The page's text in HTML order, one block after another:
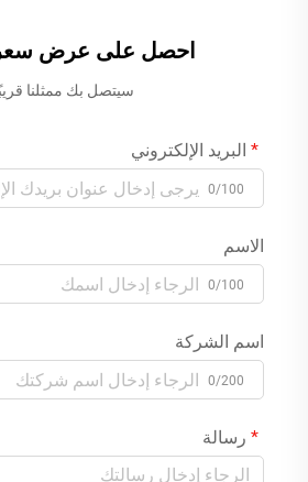
احصل على عرض
سيتصل بك ممثلنا
البريد الإلكتروني
0/100
الاسم
0/100
اسم الشركة
0/200
رسالة